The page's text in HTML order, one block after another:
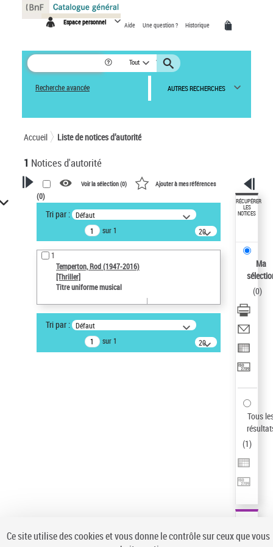
Espace personnel Aide Une question ? Historique
Tout
Recherche avancée AUTRES RECHERCHES
Accueil Liste de notices d’autorité
1 Notices d'autorité
VOTRE RECHERCHE
Recherche avancée dans les
notices d’autorité
Œuvres liées à l'auteur :
Temperton, Rod (1947-2016)
Type de notice d'autorité
Œuvre
Auteur d’œuvre
Voir la sélection (0) Ajouter à mes références
(0)
Tri par : Défaut
sur 1
20
résultats/page
1
Temperton, Rod (1947-2016)
[Thriller]
Titre uniforme musical
Tri par : Défaut
sur 1
20
résultats/page
RÉCUPÉRER
LES
NOTICES
Ma
(0)
Tous
(1)
Panneau de gestion des cookies
Ce site utilise des cookies et vous donne le contrôle sur ceux que vous